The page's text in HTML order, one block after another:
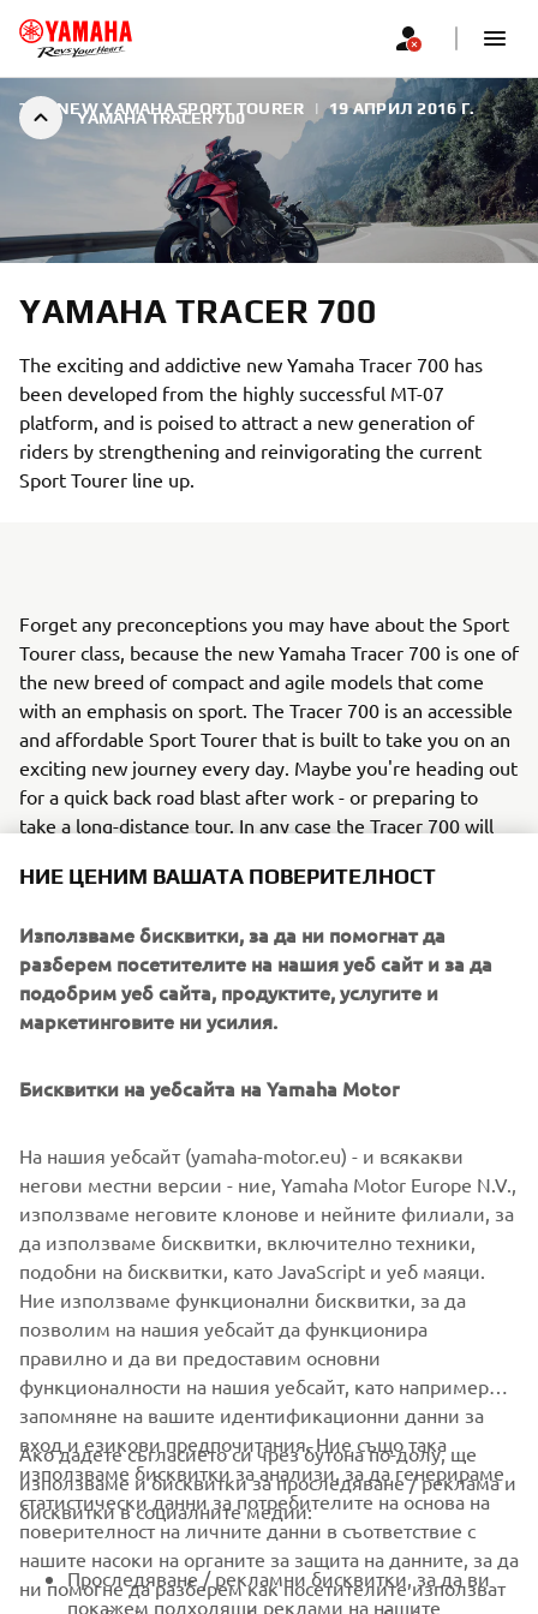
YAMAHA TRACER 700
THE NEW YAMAHA SPORT TOURER | 19 АПРИЛ 2016 Г.
YAMAHA TRACER 700
The exciting and addictive new Yamaha Tracer 700 has
been developed from the highly successful MT-07
platform, and is poised to attract a new generation of
riders by strengthening and reinvigorating the current
Sport Tourer line up.
Forget any preconceptions you may have about the Sport
Tourer class, because the new Yamaha Tracer 700 is one of
the new breed of compact and agile models that come
with an emphasis on sport. The Tracer 700 is an accessible
and affordable Sport Tourer that is built to take you on an
exciting new journey every day. Maybe you're heading out
for a quick back road blast after work - or preparing to
take a long-distance tour. In any case the Tracer 700 will
developed using Yamaha's 'crossplane philosophy',
producing a strong feeling of acceleration and great
traction for an exciting ride. And to ensure that the Tracer
700 is ready to perform in a wide range of sports and
exclusive features. The long aluminium swingarm gives a
wheelbase of 1450mm - and the front and rear suspension
This versatile and exciting bike is going to be with you
when those future experiences are burned into your
consciousness. And it can help you to turn your story into
anything you want – whether alone or with friends. New
Tracer 700. Turn your Story
CORPORATE
FOR BUSINESS
MORE YAMAHA
НИЕ ЦЕНИМ ВАШАТА ПОВЕРИТЕЛНОСТ
Използваме бисквитки, за да ни помогнат да
разберем посетителите на нашия уеб сайт и за да
подобрим уеб сайта, продуктите, услугите и
маркетинговите ни усилия.
Бисквитки на уебсайта на Yamaha Motor
На нашия уебсайт (yamaha-motor.eu) - и всякакви
негови местни версии - ние, Yamaha Motor Europe N.V.,
използваме неговите клонове и нейните филиали, за
да използваме бисквитки, включително техники,
подобни на бисквитки, като JavaScript и уеб маяци.
Ние използваме функционални бисквитки, за да
позволим на нашия уебсайт да функционира
правилно и да ви предоставим основни
функционалности на нашия уебсайт, като например
запомняне на вашите идентификационни данни за
вход и езикови предпочитания. Ние също така
използваме бисквитки за анализи, за да генерираме
статистически данни за потребителите на основа на
поверителност на личните данни в съответствие с
нашите насоки на органите за защита на данните, за да
ни помогне да разберем как посетителите използват
Ако дадете съгласието си чрез бутона по-долу, ще
използваме и бисквитки за проследяване / реклама и
бисквитки в социалните медии:
Проследяване / рекламни бисквитки, за да ви
покажем подходящи реклами на нашите